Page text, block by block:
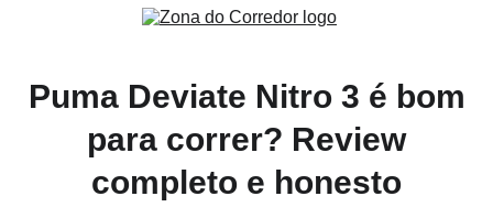
Puma Deviate Nitro 3 é bom
para correr? Review
completo e honesto